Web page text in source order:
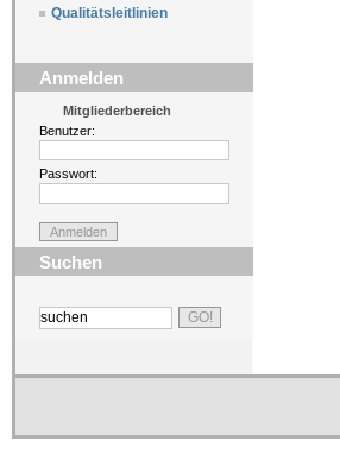
Qualitätsleitlinien
Anmelden
Mitgliederbereich
Benutzer:
Passwort:
Suchen